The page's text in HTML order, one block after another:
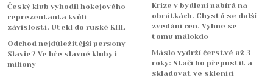
Český klub vyhodil hokejového
reprezentanta kvůli
závislosti. Utekl do ruské KHL
Odchod nejdůležitější persony
Slavie? Ve hře slavné kluby i
miliony
Krize v bydlení nabírá na
obrátkách. Chystá se další
zvedání cen. Vyhne se
tomu málokdo
Máslo vydrží čerstvé až 3
roky: Stačí ho přepustit a
skladovat ve sklenici